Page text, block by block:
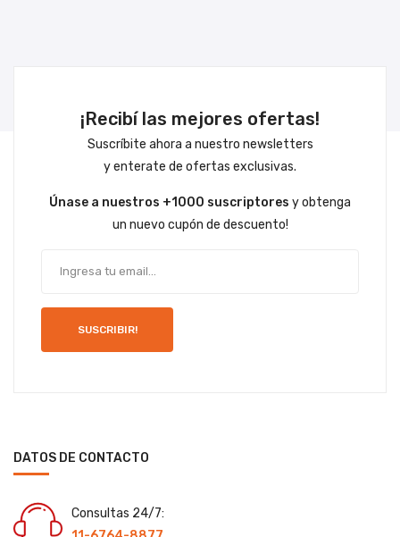
¡Recibí las mejores ofertas!
Suscríbite ahora a nuestro newsletters
y enterate de ofertas exclusivas.
Únase a nuestros +1000 suscriptores y obtenga
un nuevo cupón de descuento!
SUSCRIBIR!
DATOS DE CONTACTO
Consultas 24/7: